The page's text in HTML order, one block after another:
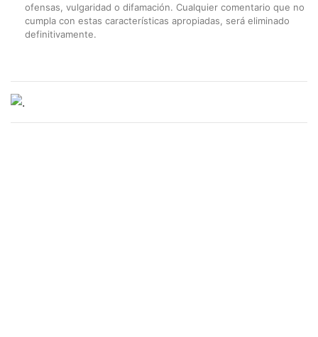
ofensas, vulgaridad o difamación. Cualquier comentario que no
cumpla con estas características apropiadas, será eliminado
definitivamente.